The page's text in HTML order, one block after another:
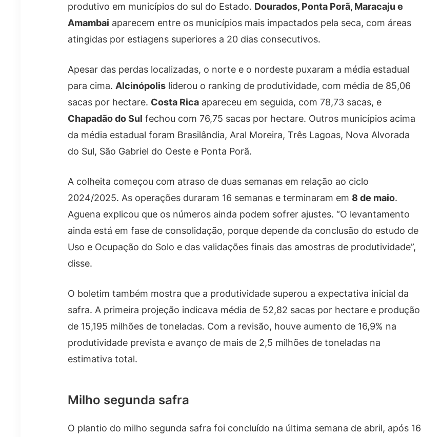
produtivo em municípios do sul do Estado. Dourados, Ponta Porã, Maracaju e
Amambai aparecem entre os municípios mais impactados pela seca, com áreas
atingidas por estiagens superiores a 20 dias consecutivos.
Apesar das perdas localizadas, o norte e o nordeste puxaram a média estadual
para cima. Alcinópolis liderou o ranking de produtividade, com média de 85,06
sacas por hectare. Costa Rica apareceu em seguida, com 78,73 sacas, e
Chapadão do Sul fechou com 76,75 sacas por hectare. Outros municípios acima
da média estadual foram Brasilândia, Aral Moreira, Três Lagoas, Nova Alvorada
do Sul, São Gabriel do Oeste e Ponta Porã.
A colheita começou com atraso de duas semanas em relação ao ciclo
2024/2025. As operações duraram 16 semanas e terminaram em 8 de maio.
Aguena explicou que os números ainda podem sofrer ajustes. “O levantamento
ainda está em fase de consolidação, porque depende da conclusão do estudo de
Uso e Ocupação do Solo e das validações finais das amostras de produtividade”,
disse.
O boletim também mostra que a produtividade superou a expectativa inicial da
safra. A primeira projeção indicava média de 52,82 sacas por hectare e produção
de 15,195 milhões de toneladas. Com a revisão, houve aumento de 16,9% na
produtividade prevista e avanço de mais de 2,5 milhões de toneladas na
estimativa total.
Milho segunda safra
O plantio do milho segunda safra foi concluído na última semana de abril, após 16